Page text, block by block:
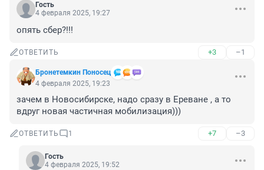
Гость
4 февраля 2025, 19:27
опять сбер?!!!
ОТВЕТИТЬ +3 –1
Бронетемкин Поносец
4 февраля 2025, 19:23
зачем в Новосибирске, надо сразу в Ереване , а то
вдруг новая частичная мобилизация)))
ОТВЕТИТЬ 1 +7 –3
Гость
4 февраля 2025, 19:52